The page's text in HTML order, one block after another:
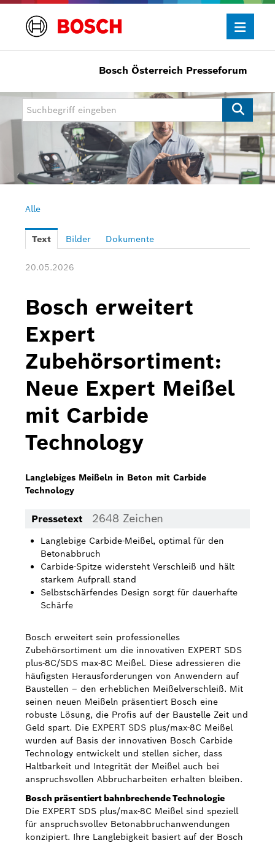
Presseinformationen
Allgemein/Wirtschaft
Bosch Innovationspreis
eBike Systems
Mobility
Power Tools
Buderus
Pressemappen
Hausgeräte
Downloads
Pressemappen
Fotos
Über uns
Bosch in Österreich
Karriere bei Bosch in Österreich
Bosch Weltweit
Kontakt
Bosch Österreich Presseforum
Alle
Text Bilder Dokumente
20.05.2026
Bosch erweitert
Expert
Zubehörsortiment:
Neue Expert Meißel
mit Carbide
Technology
Langlebiges Meißeln in Beton mit Carbide
Technology
Pressetext 2648 Zeichen
Langlebige Carbide-Meißel, optimal für den
Betonabbruch
Carbide-Spitze widersteht Verschleiß und hält
starkem Aufprall stand
Selbstschärfendes Design sorgt für dauerhafte
Schärfe
Bosch erweitert sein professionelles
Zubehörsortiment um die innovativen EXPERT SDS
plus-8C/SDS max-8C Meißel. Diese adressieren die
häufigsten Herausforderungen von Anwendern auf
Baustellen – den erheblichen Meißelverschleiß. Mit
seinen neuen Meißeln präsentiert Bosch eine
robuste Lösung, die Profis auf der Baustelle Zeit und
Geld spart. Die EXPERT SDS plus/max-8C Meißel
wurden auf Basis der innovativen Bosch Carbide
Technology entwickelt und stellen sicher, dass
Haltbarkeit und Integrität der Meißel auch bei
anspruchsvollen Abbrucharbeiten erhalten bleiben.
Bosch präsentiert bahnbrechende Technologie
Die EXPERT SDS plus/max-8C Meißel sind speziell
für anspruchsvollev Betonabbruchanwendungen
konzipiert. Ihre Langlebigkeit basiert auf der Bosch